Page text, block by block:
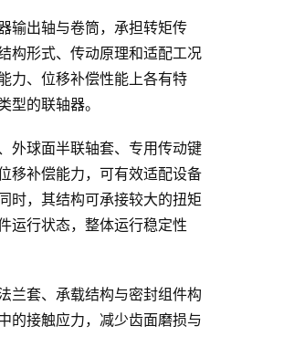
输出轴与卷筒，承担转矩传
构形式、传动原理和适配工况
力、位移补偿性能上各有特
型的联轴器。
外球面半联轴套、专用传动键
移补偿能力，可有效适配设备
时，其结构可承接较大的扭矩
运行状态，整体运行稳定性
兰套、承载结构与密封组件构
的接触应力，减少齿面磨损与